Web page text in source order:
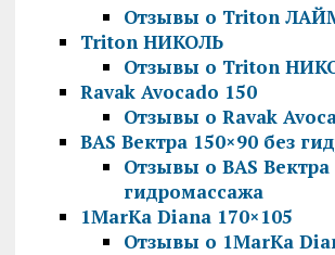
Отзывы о Triton
Triton НИКОЛЬ
Отзывы о Triton
Ravak Avocado 150
Отзывы о Ravak
BAS Вектра 150×90 без
Отзывы о BAS Вектра
гидромассажа
1MarKa Diana 170×105
Отзывы о 1MarKa